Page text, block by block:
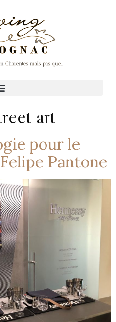
art
pour le
Pantone